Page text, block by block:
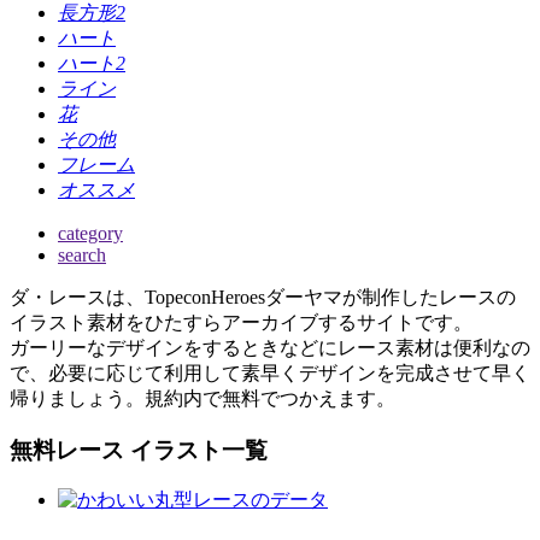
長方形2
ハート
ハート2
ライン
花
その他
フレーム
オススメ
category
search
ダ・レースは、TopeconHeroesダーヤマが制作したレースの
イラスト素材をひたすらアーカイブするサイトです。
ガーリーなデザインをするときなどにレース素材は便利なの
で、必要に応じて利用して素早くデザインを完成させて早く
帰りましょう。規約内で無料でつかえます。
無料レース イラスト一覧